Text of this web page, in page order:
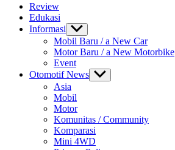
Review
Edukasi
Informasi Show
sub
menu
Mobil Baru / a New Car
Motor Baru / a New Motorbike
Event
Otomotif News Show
sub
Asia
Mobil
Motor
Komunitas / Community
Komparasi
Mini 4WD